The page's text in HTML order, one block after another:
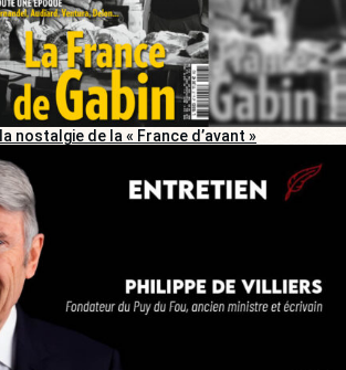
nostalgie de la « France d’avant »